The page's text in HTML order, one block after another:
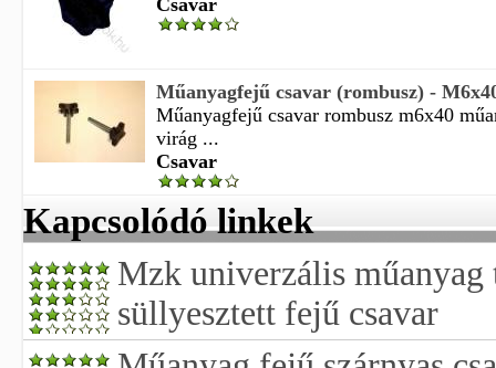
Csavar
Műanyagfejű csavar (rombusz) -
Műanyagfejű csavar rombusz m6x40
virág ...
Csavar
Kapcsolódó linkek
Mzk univerzális
süllyesztett fejű csavar